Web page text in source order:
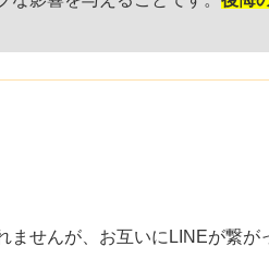
ませんが、お互いにLINEが繋